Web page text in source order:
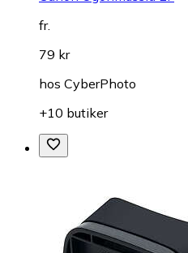
fr.
79 kr
hos CyberPhoto
+10 butiker